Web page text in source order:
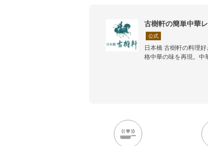
古樹軒の簡単中華
公式
日本橋 古樹軒の料理
格中華の味を再現。中